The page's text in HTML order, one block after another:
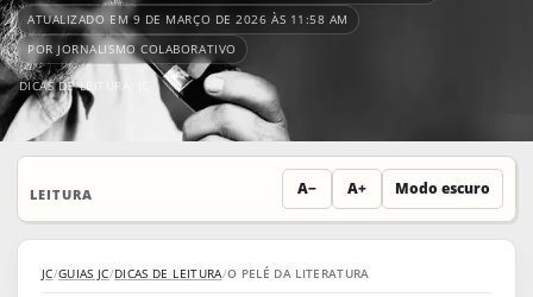
ATUALIZADO EM 9 DE MARÇO DE 2026 ÀS 11:58 AM
POR JORNALISMO COLABORATIVO
DICAS DE LEITURA
LEITURA A− A+ Modo escuro
JC/GUIAS JC/DICAS DE LEITURA/O PELÉ DA LITERATURA